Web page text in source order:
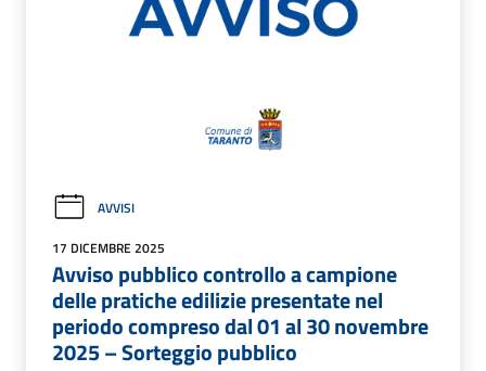
AVVISI
17 DICEMBRE 2025
Avviso pubblico controllo a campione
delle pratiche edilizie presentate nel
periodo compreso dal 01 al 30 novembre
2025 – Sorteggio pubblico